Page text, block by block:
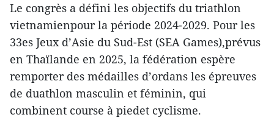
Le congrès a défini les objectifs du triathlon
vietnamienpour la période 2024-2029. Pour les
33es Jeux d’Asie du Sud-Est (SEA Games),prévus
en Thaïlande en 2025, la fédération espère
remporter des médailles d’ordans les épreuves
de duathlon masculin et féminin, qui
combinent course à piedet cyclisme.